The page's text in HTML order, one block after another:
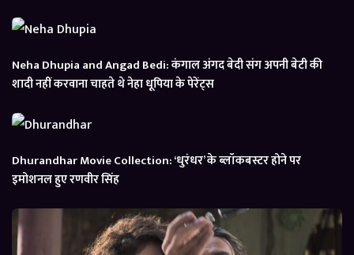
Neha Dhupia and Angad Bedi: कंगाल अंगद बेदी संग अपनी बेटी की
शादी नहीं करवाना चाहते थे नेहा धूपिया के पेरेंट्स
Dhurandhar Movie Collection: ‘धुरंधर’ के ब्लॉकबस्टर होने पर
इमोशनल हुए रणवीर सिंह